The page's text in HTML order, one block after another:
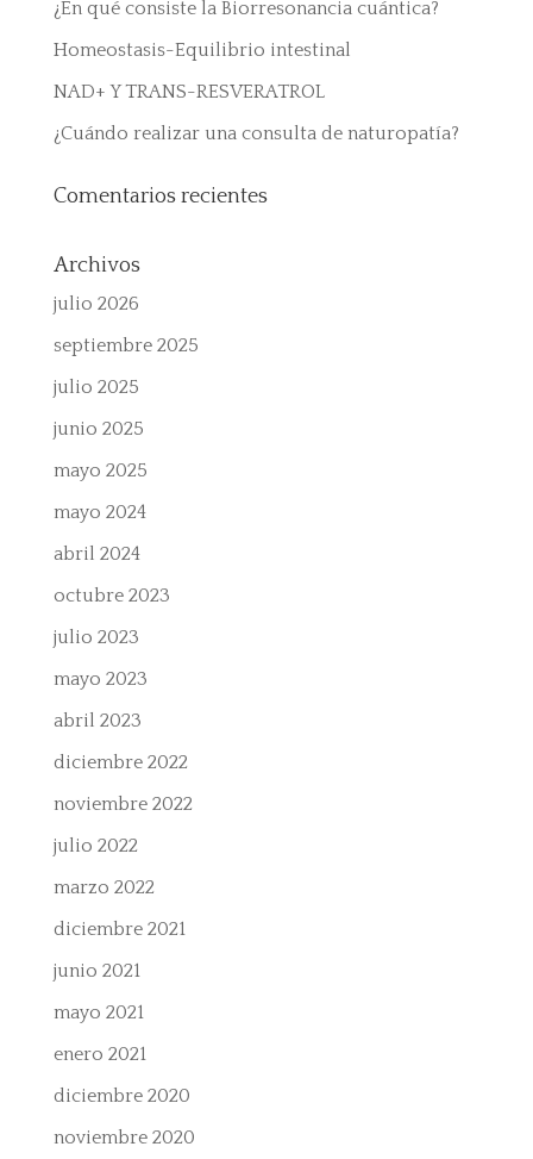
¿En qué consiste la Biorresonancia cuántica?
Homeostasis-Equilibrio intestinal
NAD+ Y TRANS-RESVERATROL
¿Cuándo realizar una consulta de naturopatía?
Comentarios recientes
Archivos
julio 2026
septiembre 2025
julio 2025
junio 2025
mayo 2025
mayo 2024
abril 2024
octubre 2023
julio 2023
mayo 2023
abril 2023
diciembre 2022
noviembre 2022
julio 2022
marzo 2022
diciembre 2021
junio 2021
mayo 2021
enero 2021
diciembre 2020
noviembre 2020